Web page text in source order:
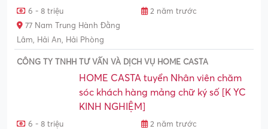
6 - 8 triệu
2 năm trước
77 Nam Trung Hành Đằng
Lâm, Hải An, Hải Phòng
CÔNG TY TNHH TƯ VẤN VÀ DỊCH VỤ HOME CASTA
HOME CASTA tuyển Nhân viên chăm
sóc khách hàng mảng chữ ký số [K YC
KINH NGHIỆM]
6 - 8 triệu
2 năm trước